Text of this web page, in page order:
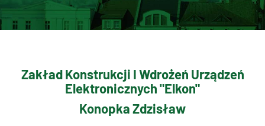
Zakład Konstrukcji I Wdrożeń Urządzeń
Elektronicznych "Elkon"
Konopka Zdzisław